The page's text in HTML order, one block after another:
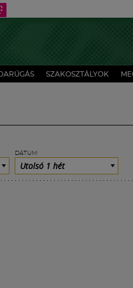
SZAKOSZTÁLYOK
DÁTUM
Utolsó 1 hét